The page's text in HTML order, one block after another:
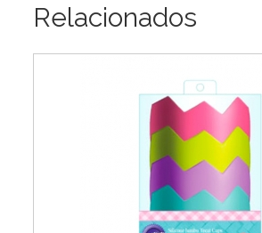
Relacionados